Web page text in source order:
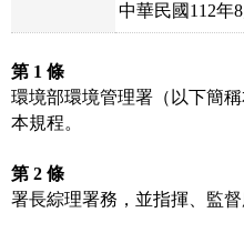
中華民國112年
第 1 條
環境部環境管理署（以下簡
本規程。
第 2 條
署長綜理署務，並指揮、監